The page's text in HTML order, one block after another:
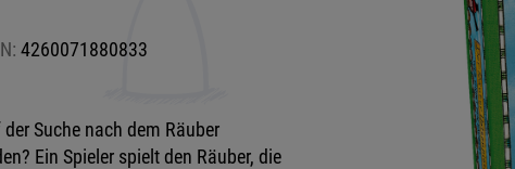
4260071880833
Suche nach dem Räuber
Ein Spieler spielt den Räuber, die